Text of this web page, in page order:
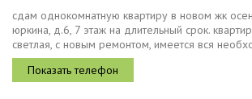
сдам однокомнатную квартиру в новом жк
юркина, д.6, 7 этаж на длительный срок.
светлая, с новым ремонтом, имеется вся
техника холодильник, плита, стиральная машина,